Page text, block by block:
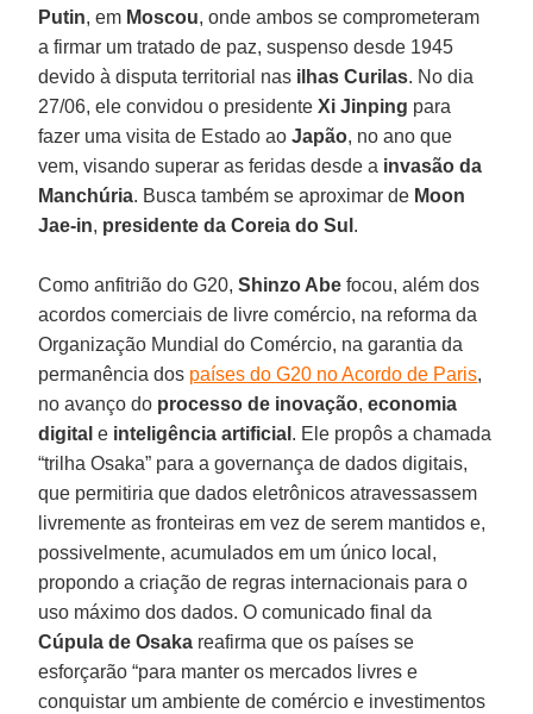
Putin, em Moscou, onde ambos se comprometeram
a firmar um tratado de paz, suspenso desde 1945
devido à disputa territorial nas ilhas Curilas. No dia
27/06, ele convidou o presidenteXi Jinping para
fazer uma visita de Estado aoJapão, no ano que
vem, visando superar as feridas desde a invasão da
Manchúria. Busca também se aproximar de Moon
Jae-in, presidente da Coreia do Sul .
Como anfitrião do G20,Shinzo Abe focou, além dos
acordos comerciais de livre comércio, na reforma da
Organização Mundial do Comércio, na garantia da
permanência dos países do G20 no Acordo de Paris,
no avanço do processo de inovação,economia
digital e inteligência artificial . Ele propôs a chamada
“trilha Osaka” para a governança de dados digitais,
que permitiria que dados eletrônicos atravessassem
livremente as fronteiras em vez de serem mantidos e,
possivelmente, acumulados em um único local,
propondo a criação de regras internacionais para o
uso máximo dos dados. O comunicado final da
Cúpula de Osaka reafirma que os países se
esforçarão “para manter os mercados livres e
conquistar um ambiente de comércio e investimentos